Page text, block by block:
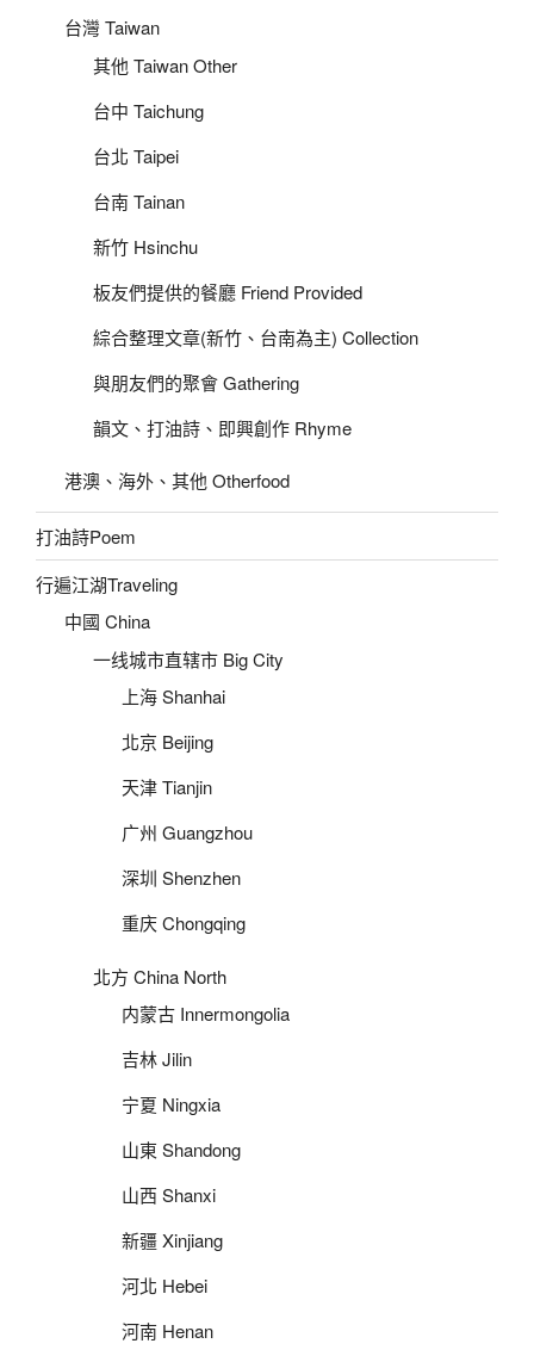
台灣 Taiwan
其他 Taiwan Other
台中 Taichung
台北 Taipei
台南 Tainan
新竹 Hsinchu
板友們提供的餐廳 Friend Provided
綜合整理文章(新竹、台南為主) Collection
與朋友們的聚會 Gathering
韻文、打油詩、即興創作 Rhyme
港澳、海外、其他 Otherfood
打油詩Poem
行遍江湖Traveling
中國 China
一线城市直辖市 Big City
上海 Shanhai
北京 Beijing
天津 Tianjin
广州 Guangzhou
深圳 Shenzhen
重庆 Chongqing
北方 China North
内蒙古 Innermongolia
吉林 Jilin
宁夏 Ningxia
山東 Shandong
山西 Shanxi
新疆 Xinjiang
河北 Hebei
河南 Henan